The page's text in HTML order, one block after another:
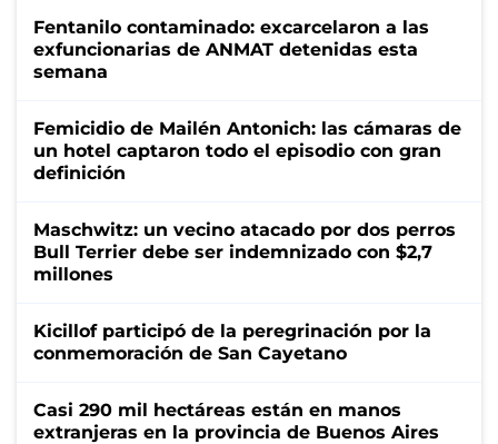
Fentanilo contaminado: excarcelaron a las
exfuncionarias de ANMAT detenidas esta
semana
Femicidio de Mailén Antonich: las cámaras de
un hotel captaron todo el episodio con gran
definición
Maschwitz: un vecino atacado por dos perros
Bull Terrier debe ser indemnizado con $2,7
millones
Kicillof participó de la peregrinación por la
conmemoración de San Cayetano
Casi 290 mil hectáreas están en manos
extranjeras en la provincia de Buenos Aires